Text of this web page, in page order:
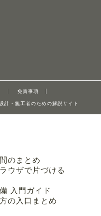
免責事項
・施工者のための解説サイト
のまとめ
ウザで片づける
入門ガイド
の入口まとめ